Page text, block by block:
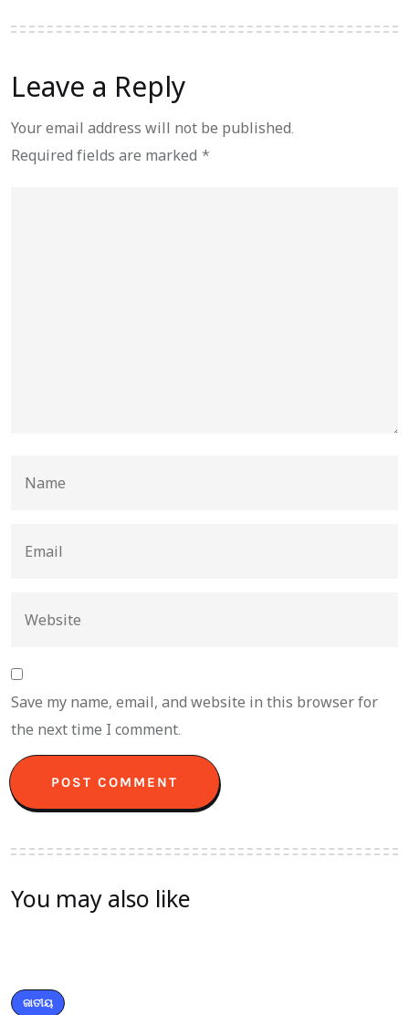
Leave a Reply
Your email address will not be published.
Required fields are marked *
Save my name, email, and website in this browser for
the next time I comment.
You may also like
ଜାତୀୟ